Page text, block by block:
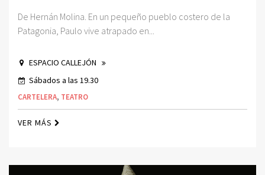
De Hernán Molina. En un pequeño pueblo costero de la
Patagonia, Paulo vive atrapado en...
ESPACIO CALLEJÓN
Sábados a las 19.30
CARTELERA, TEATRO
VER MÁS